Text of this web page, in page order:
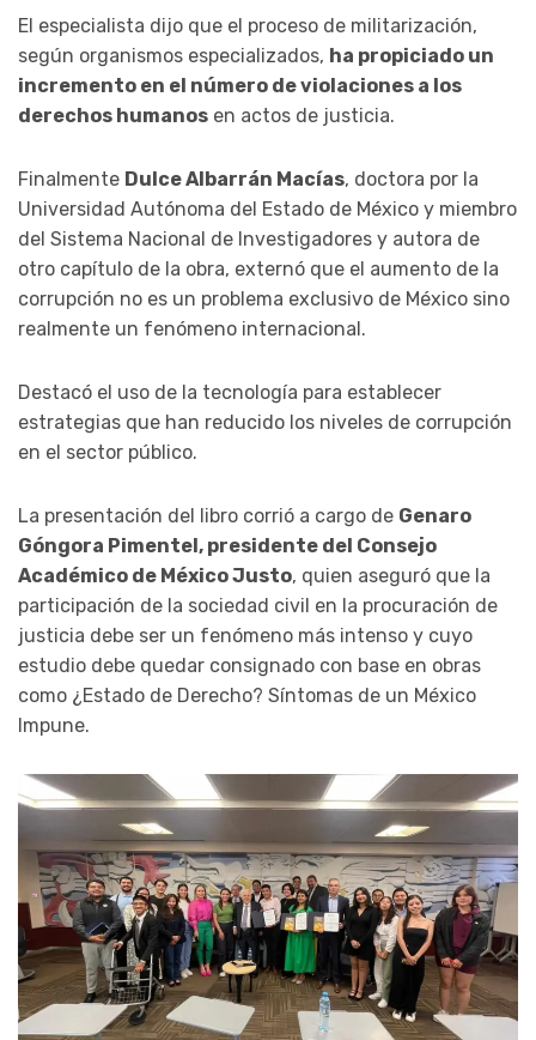
El especialista dijo que el proceso de militarización,
según organismos especializados, ha propiciado un
incremento en el número de violaciones a los
derechos humanos en actos de justicia.
Finalmente Dulce Albarrán Macías, doctora por la
Universidad Autónoma del Estado de México y miembro
del Sistema Nacional de Investigadores y autora de
otro capítulo de la obra, externó que el aumento de la
corrupción no es un problema exclusivo de México sino
realmente un fenómeno internacional.
Destacó el uso de la tecnología para establecer
estrategias que han reducido los niveles de corrupción
en el sector público.
La presentación del libro corrió a cargo de Genaro
Góngora Pimentel, presidente del Consejo
Académico de México Justo, quien aseguró que la
participación de la sociedad civil en la procuración de
justicia debe ser un fenómeno más intenso y cuyo
estudio debe quedar consignado con base en obras
como ¿Estado de Derecho? Síntomas de un México
Impune.